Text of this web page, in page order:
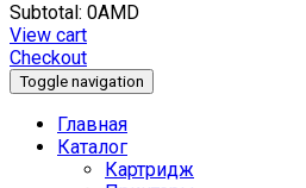
Subtotal: 0AMD
View cart
Checkout
Toggle navigation
Главная
Каталог
Картридж